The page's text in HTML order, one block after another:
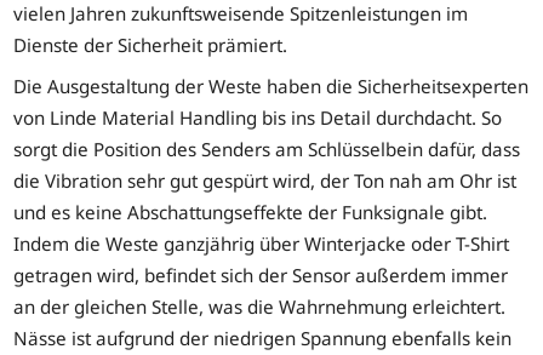
vielen Jahren zukunftsweisende Spitzenleistungen im
Dienste der Sicherheit prämiert.
Die Ausgestaltung der Weste haben die Sicherheitsexperten
von Linde Material Handling bis ins Detail durchdacht. So
sorgt die Position des Senders am Schlüsselbein dafür, dass
die Vibration sehr gut gespürt wird, der Ton nah am Ohr ist
und es keine Abschattungseffekte der Funksignale gibt.
Indem die Weste ganzjährig über Winterjacke oder T-Shirt
getragen wird, befindet sich der Sensor außerdem immer
an der gleichen Stelle, was die Wahrnehmung erleichtert.
Nässe ist aufgrund der niedrigen Spannung ebenfalls kein